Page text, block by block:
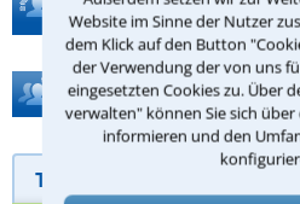
Website im Sinne der Nutzer
dem Klick auf den Button
der Verwendung der von uns
eingesetzten Cookies zu. Über
verwalten" können Sie sich
informieren und den
Hilfe bei Ihrer
Telefonhilfe